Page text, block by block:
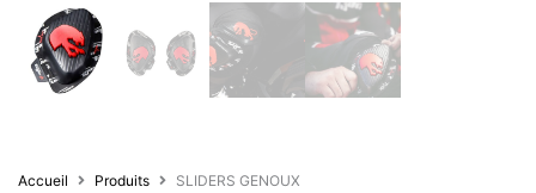
Accueil Produits SLIDERS GENOUX